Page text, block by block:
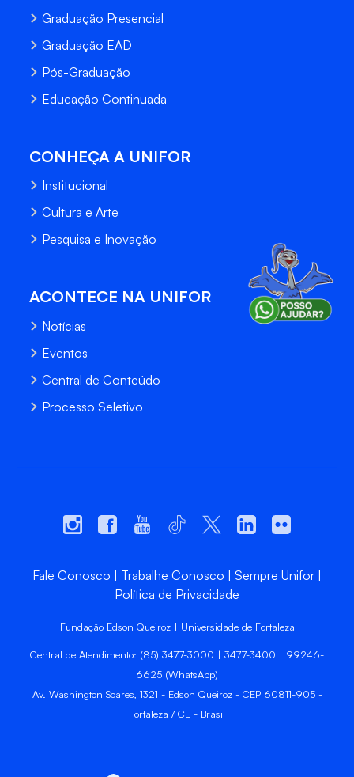
Graduação Presencial
Graduação EAD
Pós-Graduação
Educação Continuada
CONHEÇA A UNIFOR
Institucional
Cultura e Arte
Pesquisa e Inovação
ACONTECE NA UNIFOR
Notícias
Eventos
Central de Conteúdo
Processo Seletivo
Fale Conosco Trabalhe Conosco
Sempre Unifor
Política de Privacidade
Fundação Edson Queiroz | Universidade de Fortaleza
Central de Atendimento: (85) 3477-3000 | 3477-3400 | 99246-
6625 (WhatsApp)
Av. Washington Soares, 1321 - Edson Queiroz - CEP 60811-905 -
Fortaleza / CE - Brasil